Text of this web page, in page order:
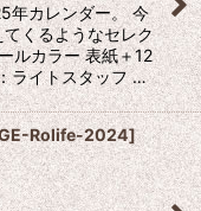
年カレンダー。 今
くるようなセレク
ルカラー 表紙＋12
ライトスタッフ …
Rolife-2024]